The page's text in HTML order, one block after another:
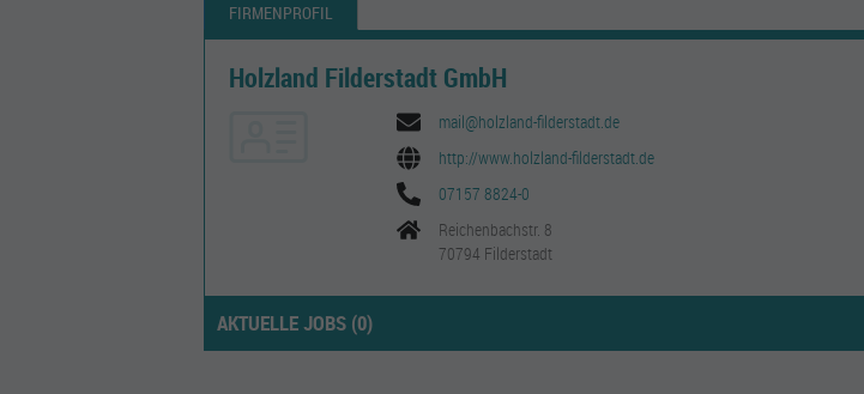
FIRMENPROFIL
Holzland Filderstadt GmbH
mail@holzland-filderstadt.de
http://www.holzland-filderstadt.de
07157 8824-0
Reichenbachstr. 8
70794 Filderstadt
AKTUELLE JOBS (0)